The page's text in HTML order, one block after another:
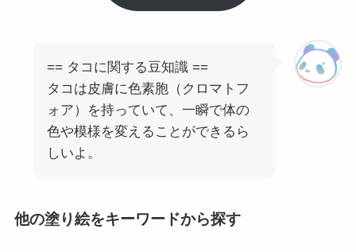
== タコに関する豆知識 ==
タコは皮膚に色素胞（クロマトフ
ォア）を持っていて、一瞬で体の
色や模様を変えることができるら
しいよ。
他の塗り絵をキーワードから探す